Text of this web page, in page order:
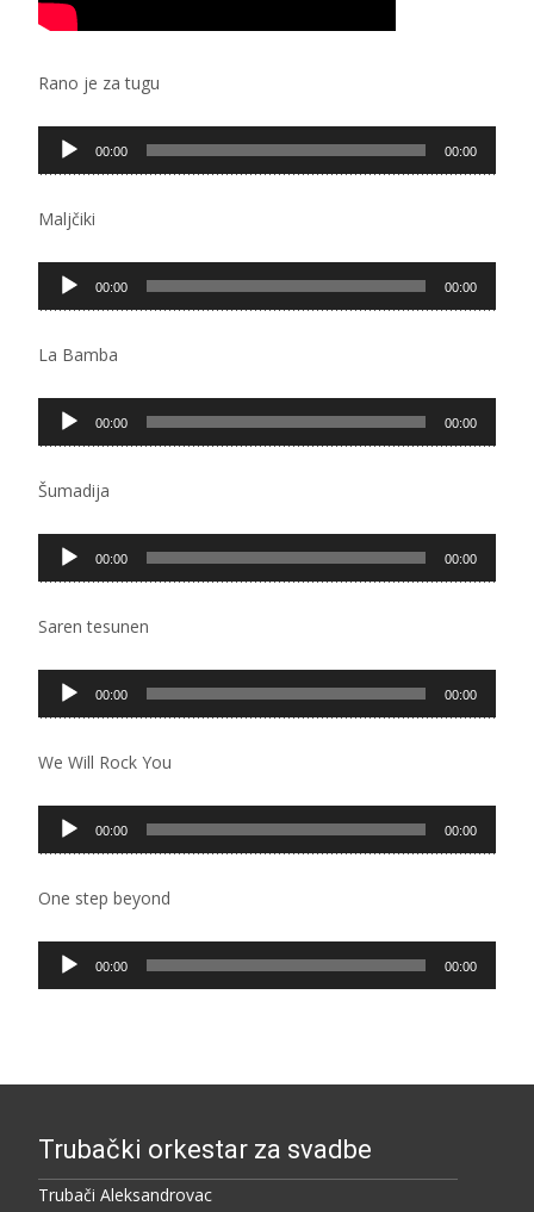
Rano je za tugu
Pregledač
zvučnih
00:00 00:00
Maljčiki
Pregledač
zvučnih
00:00 00:00
La Bamba
Pregledač
zvučnih
00:00 00:00
Šumadija
Pregledač
zvučnih
00:00 00:00
Saren tesunen
Pregledač
zvučnih
00:00 00:00
We Will Rock You
Pregledač
zvučnih
00:00 00:00
One step beyond
Pregledač
zvučnih
00:00 00:00
Trubački orkestar za svadbe
Trubači Aleksandrovac